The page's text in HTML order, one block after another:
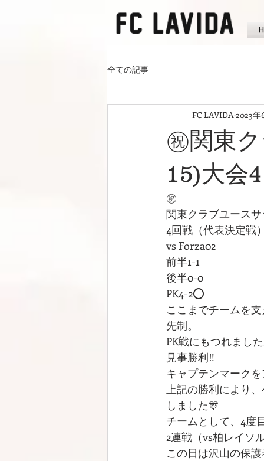
全ての記事
㊗️関東
15)大会
FC LAVIDA 2023年
㊗️
関東クラブユース
4回戦（代表決定戦
vs Forza02
前半1-1
後半0-0
PK4-2⭕️
ここまでチームを
先制。
PK戦にもつれまし
見事勝利‼️
キャプテンマーク
上記の勝利により
しました🎊
チームとして、4度
2連戦（vs柏レイソ
この日は沢山の保